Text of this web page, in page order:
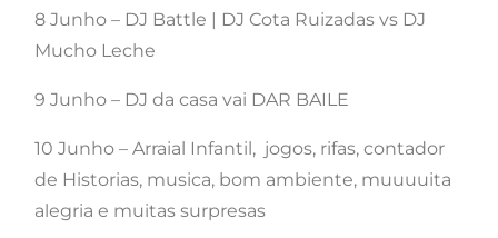
8 Junho – DJ Battle | DJ Cota Ruizadas vs DJ
Mucho Leche
9 Junho – DJ da casa vai DAR BAILE
10 Junho – Arraial Infantil, jogos, rifas, contador
de Historias, musica, bom ambiente, muuuuita
alegria e muitas surpresas